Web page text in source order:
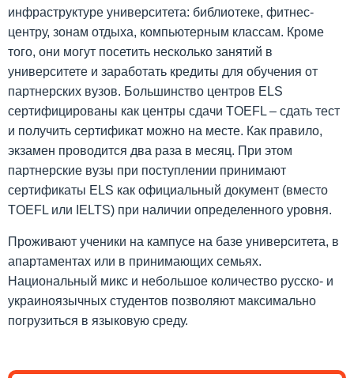
инфраструктуре университета: библиотеке, фитнес-
центру, зонам отдыха, компьютерным классам. Кроме
того, они могут посетить несколько занятий в
университете и заработать кредиты для обучения от
партнерских вузов. Большинство центров ELS
сертифицированы как центры сдачи TOEFL – сдать тест
и получить сертификат можно на месте. Как правило,
экзамен проводится два раза в месяц. При этом
партнерские вузы при поступлении принимают
сертификаты ELS как официальный документ (вместо
TOEFL или IELTS) при наличии определенного уровня.
Проживают ученики на кампусе на базе университета, в
апартаментах или в принимающих семьях.
Национальный микс и небольшое количество русско- и
украиноязычных студентов позволяют максимально
погрузиться в языковую среду.